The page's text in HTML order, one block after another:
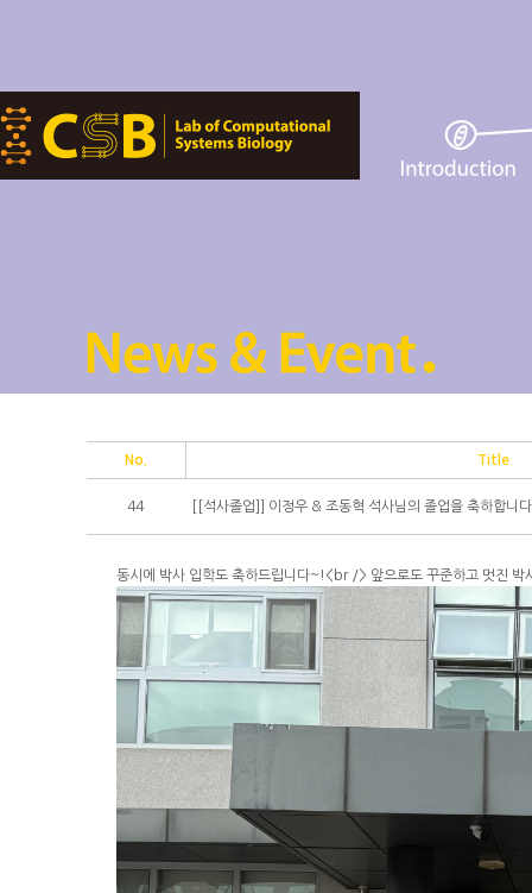
No. Title
44 [[석사졸업]] 이정우 & 조동혁 석사님의 졸업을 축하합니
동시에 박사 입학도 축하드립니다~!<br /> 앞으로도 꾸준하고 멋진